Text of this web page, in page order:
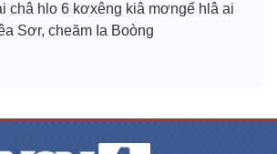
châ hlo 6 kơxêng kiâ mơngế hlâ ai
Sơr, cheăm Ia Boòng